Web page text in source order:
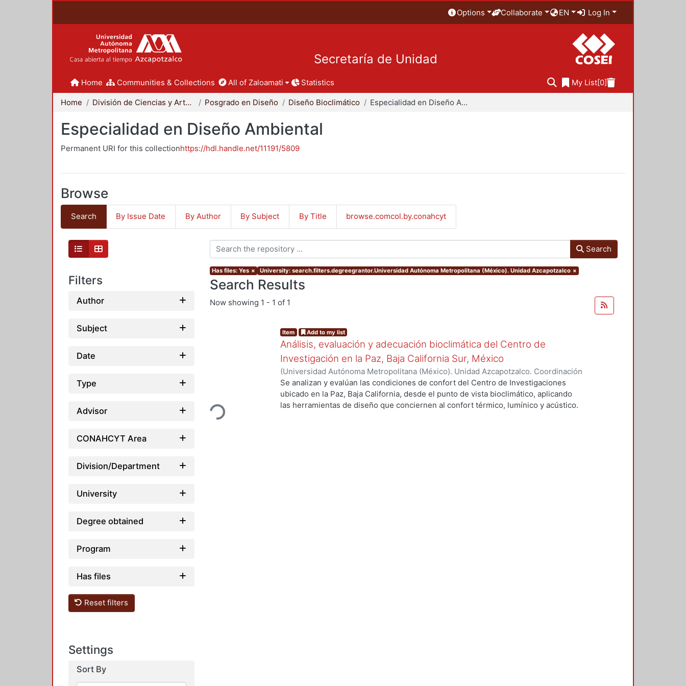
Options Collaborate EN Log In
Secretaría de Unidad
Home Communities & Collections All of Zaloamati Statistics My List[0]
Home División de Ciencias y Artes para el Diseño Posgrado en Diseño Diseño Bioclimático Especialidad en Diseño Ambiental
Especialidad en Diseño Ambiental
Permanent URI for this collectionhttps://hdl.handle.net/11191/5809
Browse
Search By Issue Date By Author By Subject By Title browse.comcol.by.conahcyt
Filters
Author
Subject
Date
Type
Advisor
CONAHCYT Area
Division/Department
University
Degree obtained
Program
Has files
Reset filters
Settings
Sort By
Search
Has files: Yes × University: search.filters.degreegrantor.Universidad Autónoma Metropolitana (México). Unidad Azcapotzalco ×
Search Results
Now showing 1 - 1 of 1
Loading...
Item Add to my list
Análisis, evaluación y adecuación bioclimática del Centro de
Investigación en la Paz, Baja California Sur, México
(Universidad Autónoma Metropolitana (México). Unidad Azcapotzalco. Coordinación
de Servicios de Información.,1999-12 )García Tavera, José Luis
Se analizan y evalúan las condiciones de confort del Centro de Investigaciones
ubicado en la Paz, Baja California, desde el punto de vista bioclimático, aplicando
las herramientas de diseño que conciernen al confort térmico, lumínico y acústico.